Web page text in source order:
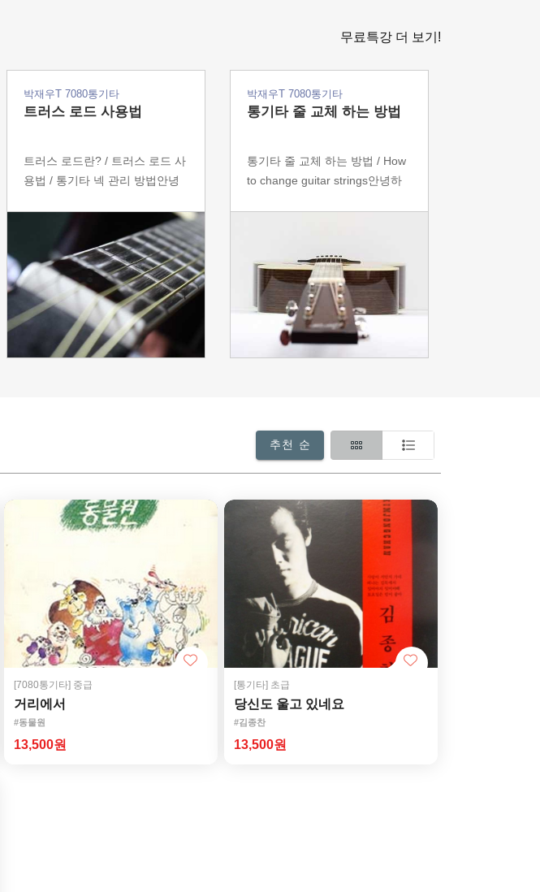
무료특강 더 보기!
박재우T 7080통기타
트러스 로드 사용법
트러스 로드란? / 트러스 로드 사
용법 / 통기타 넥 관리 방법 ​ 안녕
타를 구입하면 기타 케이스 안쪽
에는 항상 기억자로 구부러진 쇠
막대, 6각 렌치가 부속품으로 포
함되어 있습니다. 이 물건은 어디
에 쓰는 물건인고~ 하며 이리 저
리 열심히 살펴보신 분들이 많을
듯 한데요. 하지만 도대체 기타의
어디에 어떻게 사용해야 하는지
박재우T 7080통기타
통기타 줄 교체 하는 방법
통기타 줄 교체 하는 방법 / How
to change guitar strings ​​ ​ 안녕하
순간 띵~하고 끊어져 버리고 마
는 기타줄. 언제부터인지 모르게
어딘가 이상해져버린 기타 소리.
처음 샀을 때와는 분명 다르게 느
껴지는 기타 줄의 튕김. 이럴 때
필요한 것이 바로 올바른 통기타
는지 까지 어
추천 순
[7080통기타] 중급
거리에서
#동물원
13,500원
[통기타] 초급
당신도 울고 있네요
#김종찬
13,500원